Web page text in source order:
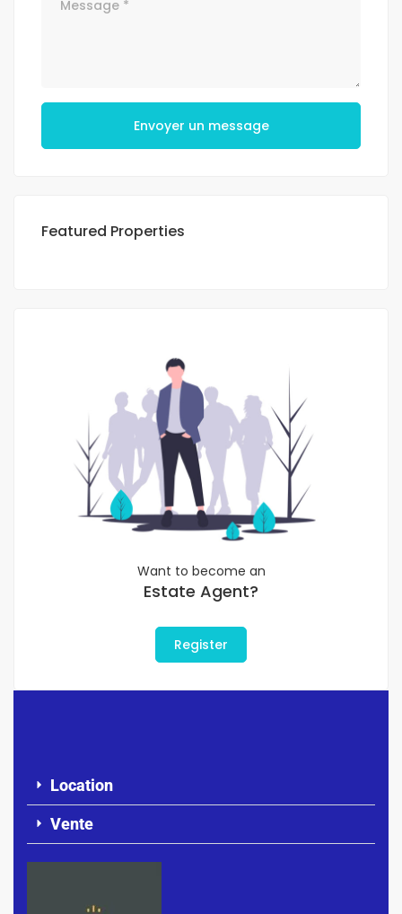
Envoyer un message
Featured Properties
Want to become an
Estate Agent?
Register
Location
Vente